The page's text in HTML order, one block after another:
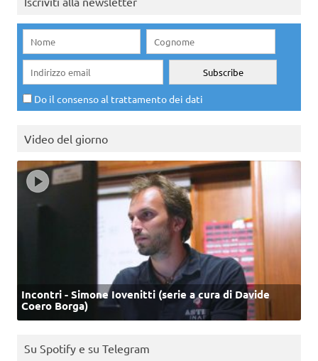
Do il consenso al trattamento dei dati
Video del giorno
Incontri - Simone Iovenitti (serie a cura di Davide
Coero Borga)
Su Spotify e su Telegram